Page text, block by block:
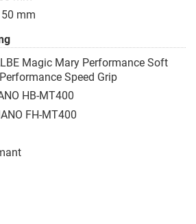
mm
Magic Mary Performance Soft
Speed Grip
HB-MT400
FH-MT400